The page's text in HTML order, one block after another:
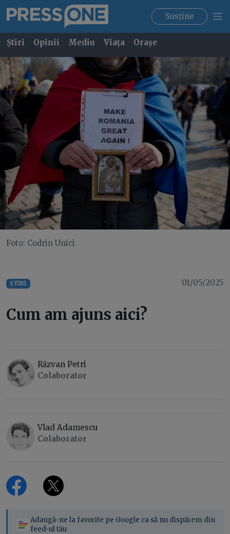
Susține
Știri Opinii Mediu Viața Orașe
Foto: Codrin Unici
ȘTIRI 01/05/2025
Cum am ajuns aici?
Răzvan Petri
Colaborator
Vlad Adamescu
Colaborator
Adaugă-ne la favorite pe Google ca să nu dispărem din
feed-ul tău